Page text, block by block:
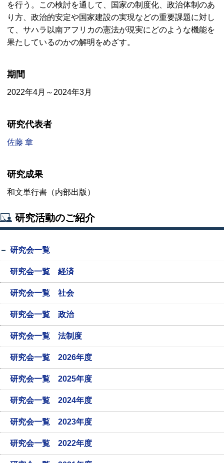
を行う。この検討を通して、国家の制度化、政治体制のあ
り方、政治的安定や国家建設の実現などの重要課題に対し
て、サハラ以南アフリカの憲法が現実にどのような機能を
果たしているのかの解明をめざす。
期間
2022年4月～2024年3月
研究代表者
佐藤 章
研究成果
和文単行書（内部出版）
研究活動のご紹介
研究会一覧
研究会一覧 経済
研究会一覧 社会
研究会一覧 政治
研究会一覧 法制度
研究会一覧 2026年度
研究会一覧 2025年度
研究会一覧 2024年度
研究会一覧 2023年度
研究会一覧 2022年度